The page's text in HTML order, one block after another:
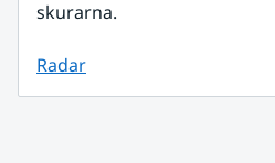
skurarna.
Radar